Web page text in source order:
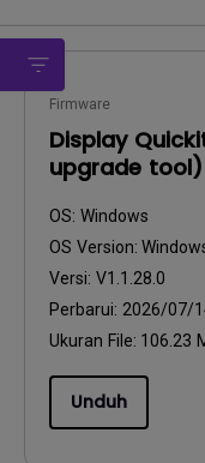
Firmware
Display
upgrade tool)
OS: Windows
OS Version:
Versi: V1.1.28.0
Perbarui: 2026/07/
Ukuran File: 106.23
Unduh